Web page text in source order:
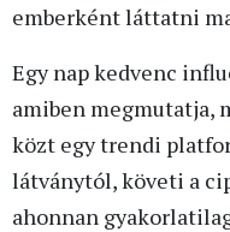
emberként láttatni
Egy nap kedvenc
amiben megmutatja,
közt egy trendi
látványtól, követi a
ahonnan